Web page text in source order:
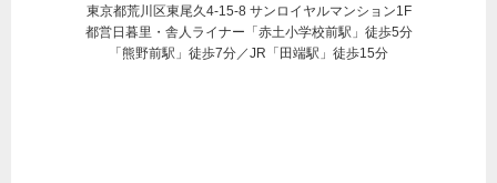
東京都荒川区東尾久4-15-8 サンロイヤルマンション1F
都営日暮里・舎人ライナー「赤土小学校前駅」徒歩5分
「熊野前駅」徒歩7分／JR「田端駅」徒歩15分